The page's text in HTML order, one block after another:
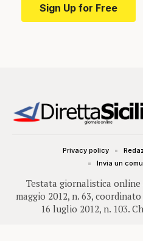
Sign Up for Free
Testata giornalistica online
maggio 2012, n. 63,
16 luglio 2012, n. 103.
Privacy policy
Invia un